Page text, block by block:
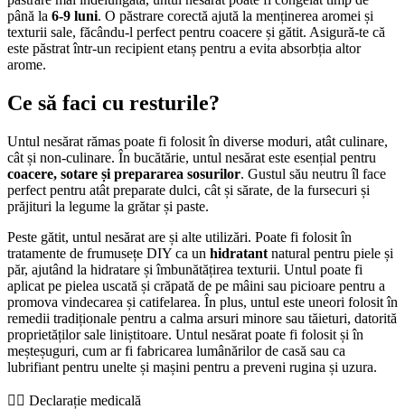
până la 6-9 luni. O păstrare corectă ajută la menținerea aromei și
texturii sale, făcându-l perfect pentru coacere și gătit. Asigură-te că
este păstrat într-un recipient etanș pentru a evita absorbția altor
arome.
Ce să faci cu resturile?
Untul nesărat rămas poate fi folosit în diverse moduri, atât culinare,
cât și non-culinare. În bucătărie, untul nesărat este esențial pentru
coacere, sotare și prepararea sosurilor. Gustul său neutru îl face
perfect pentru atât preparate dulci, cât și sărate, de la fursecuri și
prăjituri la legume la grătar și paste.
Peste gătit, untul nesărat are și alte utilizări. Poate fi folosit în
tratamente de frumusețe DIY ca un hidratant natural pentru piele și
păr, ajutând la hidratare și îmbunătățirea texturii. Untul poate fi
aplicat pe pielea uscată și crăpată de pe mâini sau picioare pentru a
promova vindecarea și catifelarea. În plus, untul este uneori folosit în
remedii tradiționale pentru a calma arsuri minore sau tăieturi, datorită
proprietăților sale liniștitoare. Untul nesărat poate fi folosit și în
meșteșuguri, cum ar fi fabricarea lumânărilor de casă sau ca
lubrifiant pentru unelte și mașini pentru a preveni rugina și uzura.
👨‍⚕️️ Declarație medicală